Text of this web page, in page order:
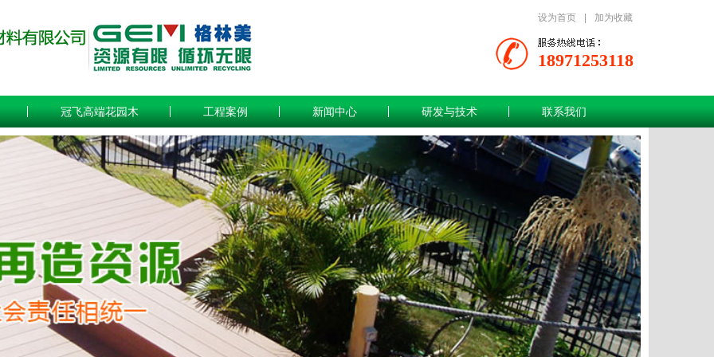
18971253118
设为首页 加为收藏
冠飞高端花园木 工程案例 新闻中心 研发与技术 联系我们